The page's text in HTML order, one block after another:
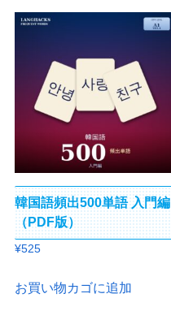
¥525
た。
韓国語頻出500単語 入門編
（PDF版）
¥525
お買い物カゴに追加